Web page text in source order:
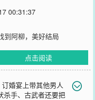
00:31:37
到阿柳，美好结局
点击阅读
婚宴上带其他男人
杀手、古武者还要把